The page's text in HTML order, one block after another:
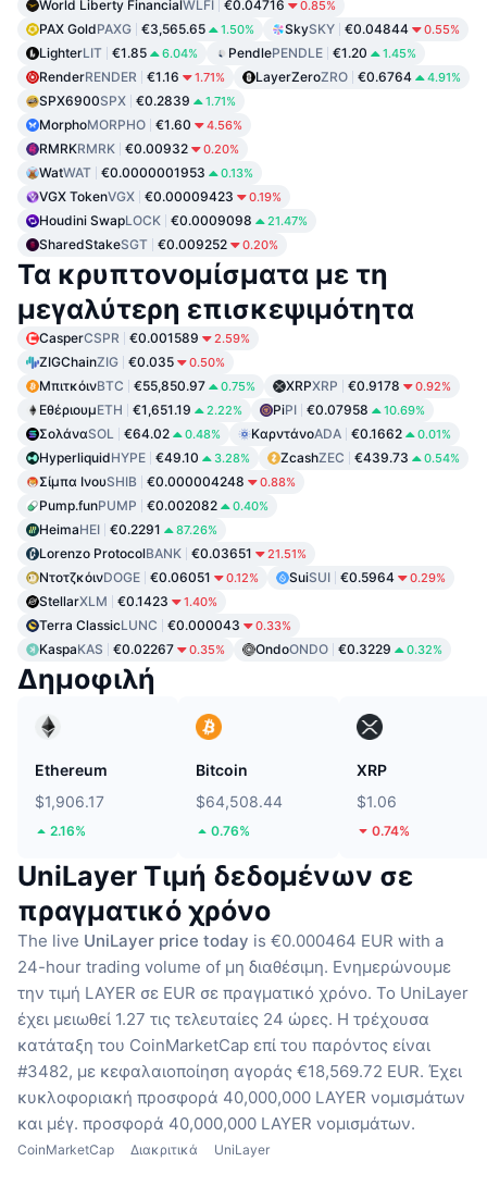
World Liberty FinancialWLFI €0.04716 0.85%
PAX GoldPAXG €3,565.65 1.50% SkySKY €0.04844 0.55%
LighterLIT €1.85 6.04% PendlePENDLE €1.20 1.45%
RenderRENDER €1.16 1.71% LayerZeroZRO €0.6764 4.91%
SPX6900SPX €0.2839 1.71%
MorphoMORPHO €1.60 4.56%
RMRKRMRK €0.00932 0.20%
WatWAT €0.0000001953 0.13%
VGX TokenVGX €0.00009423 0.19%
Houdini SwapLOCK €0.0009098 21.47%
SharedStakeSGT €0.009252 0.20%
Τα κρυπτονομίσματα με τη
μεγαλύτερη επισκεψιμότητα
CasperCSPR €0.001589 2.59%
ZIGChainZIG €0.035 0.50%
ΜπιτκόινBTC €55,850.97 0.75% XRPXRP €0.9178 0.92%
ΕθέριουμETH €1,651.19 2.22% PiPI €0.07958 10.69%
ΣολάναSOL €64.02 0.48% ΚαρντάνοADA €0.1662 0.01%
HyperliquidHYPE €49.10 3.28% ZcashZEC €439.73 0.54%
Σίμπα ΙνουSHIB €0.000004248 0.88%
Pump.funPUMP €0.002082 0.40%
HeimaHEI €0.2291 87.26%
Lorenzo ProtocolBANK €0.03651 21.51%
ΝτοτζκόινDOGE €0.06051 0.12% SuiSUI €0.5964 0.29%
StellarXLM €0.1423 1.40%
Terra ClassicLUNC €0.000043 0.33%
KaspaKAS €0.02267 0.35% OndoONDO €0.3229 0.32%
Δημοφιλή
Ethereum
$1,906.17
2.16%
Bitcoin
$64,508.44
0.76%
XRP
$1.06
0.74%
UniLayer Τιμή δεδομένων σε
πραγματικό χρόνο
The live UniLayer price today is €0.000464 EUR with a
24-hour trading volume of μη διαθέσιμη. Ενημερώνουμε
την τιμή LAYER σε EUR σε πραγματικό χρόνο. Το UniLayer
έχει μειωθεί 1.27 τις τελευταίες 24 ώρες. Η τρέχουσα
κατάταξη του CoinMarketCap επί του παρόντος είναι
#3482, με κεφαλαιοποίηση αγοράς €18,569.72 EUR. Έχει
κυκλοφοριακή προσφορά 40,000,000 LAYER νομισμάτων
και μέγ. προσφορά 40,000,000 LAYER νομισμάτων.
CoinMarketCap Διακριτικά UniLayer